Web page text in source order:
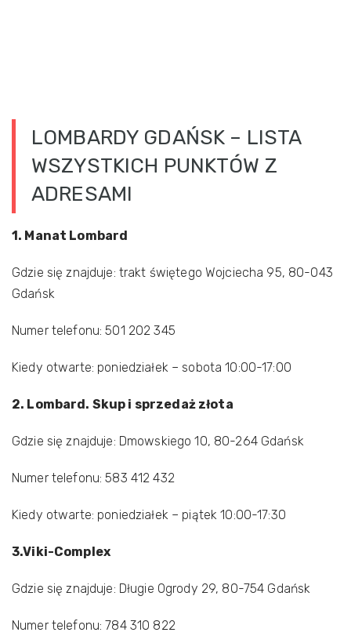
LOMBARDY GDAŃSK – LISTA
WSZYSTKICH PUNKTÓW Z
ADRESAMI
1. Manat Lombard
Gdzie się znajduje: trakt świętego Wojciecha 95, 80-043
Gdańsk
Numer telefonu: 501 202 345
Kiedy otwarte: poniedziałek – sobota 10:00-17:00
2. Lombard. Skup i sprzedaż złota
Gdzie się znajduje: Dmowskiego 10, 80-264 Gdańsk
Numer telefonu: 583 412 432
Kiedy otwarte: poniedziałek – piątek 10:00-17:30
3.Viki-Complex
Gdzie się znajduje: Długie Ogrody 29, 80-754 Gdańsk
Numer telefonu: 784 310 822